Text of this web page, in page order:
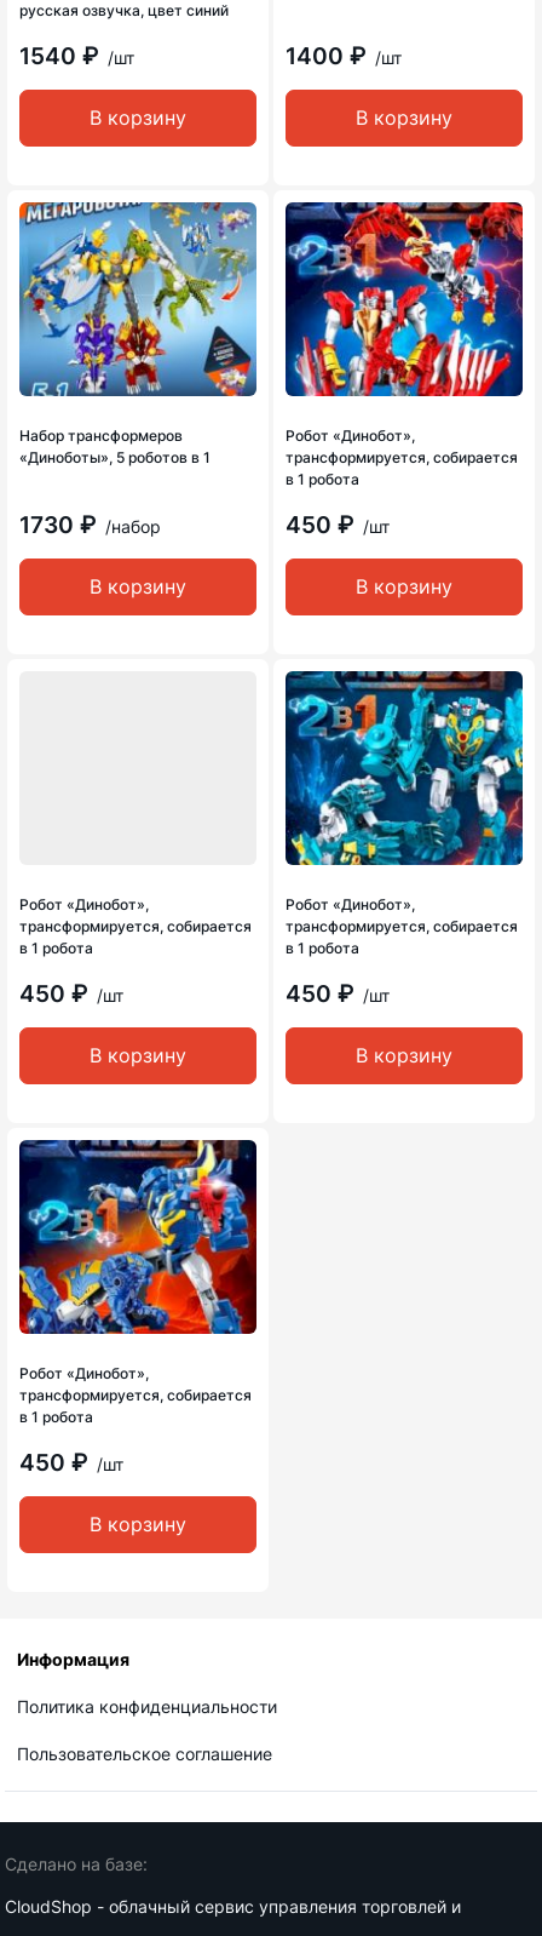
русская озвучка, цвет синий
1540 ₽ /шт
В корзину
1400 ₽ /шт
В корзину
Набор трансформеров
«Диноботы», 5 роботов в 1
1730 ₽ /набор
В корзину
Робот «Динобот»,
трансформируется, собирается
в 1 робота
450 ₽ /шт
В корзину
Робот «Динобот»,
трансформируется, собирается
в 1 робота
450 ₽ /шт
В корзину
Робот «Динобот»,
трансформируется, собирается
в 1 робота
450 ₽ /шт
В корзину
Робот «Динобот»,
трансформируется, собирается
в 1 робота
450 ₽ /шт
В корзину
Информация
Политика конфиденциальности
Пользовательское соглашение
Сделано на базе:
CloudShop - облачный сервис управления торговлей и